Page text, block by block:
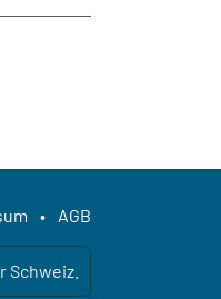
• AGB
Schweiz.